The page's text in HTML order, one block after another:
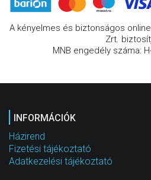
A kényelmes és biztonságos
Zrt.
MNB engedély száma:
INFORMÁCIÓK
Házirend
Fizetési tájékoztató
Adatkezelési tájékoztató